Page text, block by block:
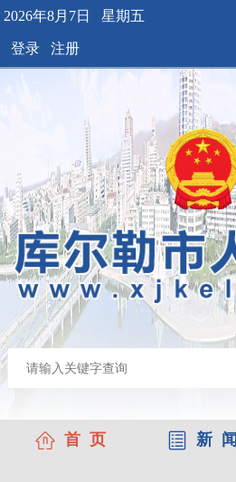
2026年8月7日 星期五
登录 注册
首 页 新 闻